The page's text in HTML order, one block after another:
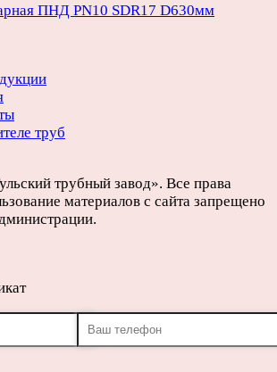
ПНД PN10 SDR17 D630мм
труб
трубный завод». Все права
материалов с сайта запрещено